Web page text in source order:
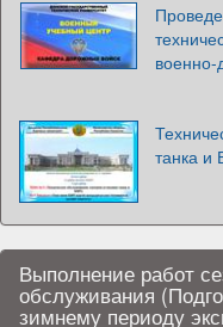
танка
Выполнение работ
обслуживания
зимнему периоду